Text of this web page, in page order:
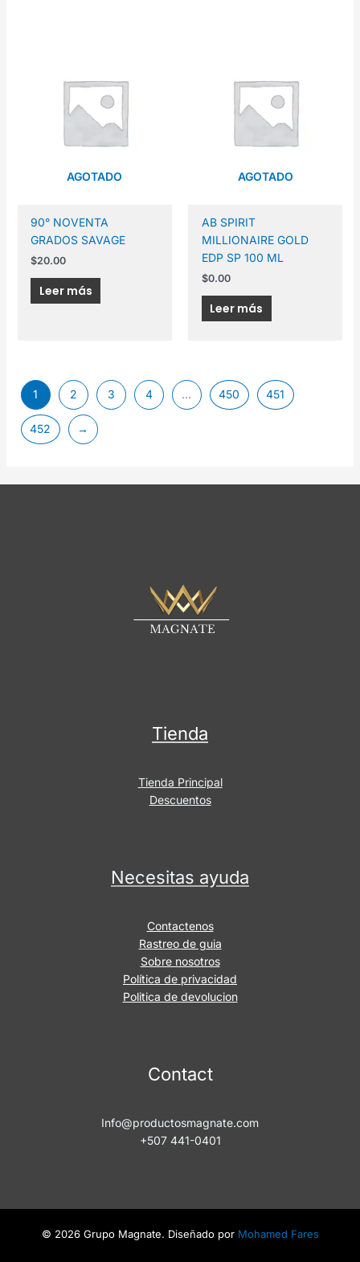
AGOTADO
90° NOVENTA
GRADOS SAVAGE
$20.00
Leer más
AGOTADO
AB SPIRIT
MILLIONAIRE GOLD
EDP SP 100 ML
$0.00
Leer más
1 2 3 4 … 450 451
452 →
Tienda
Tienda Principal
Descuentos
Necesitas ayuda
Contactenos
Rastreo de guia
Sobre nosotros
Política de privacidad
Politica de devolucion
Contact
Info@productosmagnate.com
+507 441-0401
© 2026 Grupo Magnate. Diseñado por Mohamed Fares